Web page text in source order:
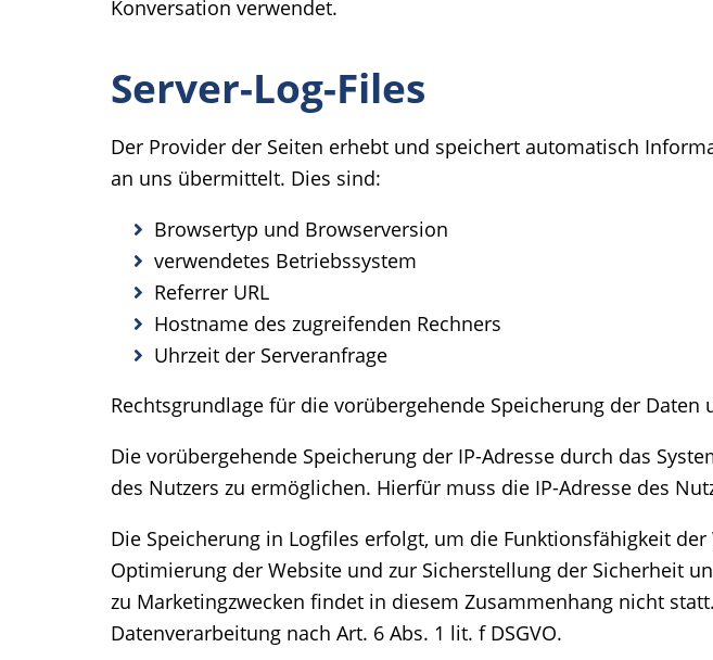
Konversation verwendet.
Server-Log-Files
Der Provider der Seiten erhebt und speichert automatisch
an uns übermittelt. Dies sind:
Browsertyp und Browserversion
verwendetes Betriebssystem
Referrer URL
Hostname des zugreifenden Rechners
Uhrzeit der Serveranfrage
Rechtsgrundlage für die vorübergehende Speicherung der Daten
Die vorübergehende Speicherung der IP-Adresse durch das
des Nutzers zu ermöglichen. Hierfür muss die IP-Adresse des
Die Speicherung in Logfiles erfolgt, um die Funktionsfähigkeit
Optimierung der Website und zur Sicherstellung der Sicherheit
zu Marketingzwecken findet in diesem Zusammenhang nicht
Datenverarbeitung nach Art. 6 Abs. 1 lit. f DSGVO.